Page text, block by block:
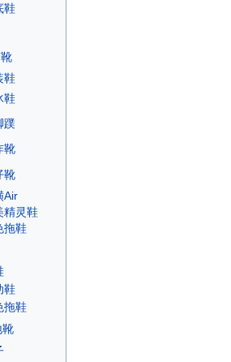
鞋
鞋
鞋
蹼
靴
靴
Air
精灵鞋
拖鞋
鞋
拖鞋
靴